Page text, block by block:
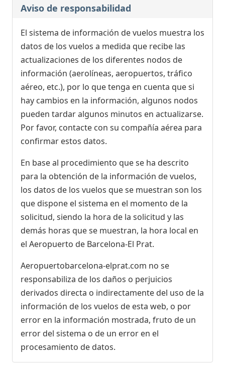
Aviso de responsabilidad
El sistema de información de vuelos muestra los
datos de los vuelos a medida que recibe las
actualizaciones de los diferentes nodos de
información (aerolíneas, aeropuertos, tráfico
aéreo, etc.), por lo que tenga en cuenta que si
hay cambios en la información, algunos nodos
pueden tardar algunos minutos en actualizarse.
Por favor, contacte con su compañía aérea para
confirmar estos datos.
En base al procedimiento que se ha descrito
para la obtención de la información de vuelos,
los datos de los vuelos que se muestran son los
que dispone el sistema en el momento de la
solicitud, siendo la hora de la solicitud y las
demás horas que se muestran, la hora local en
el Aeropuerto de Barcelona-El Prat.
Aeropuertobarcelona-elprat.com no se
responsabiliza de los daños o perjuicios
derivados directa o indirectamente del uso de la
información de los vuelos de esta web, o por
error en la información mostrada, fruto de un
error del sistema o de un error en el
procesamiento de datos.